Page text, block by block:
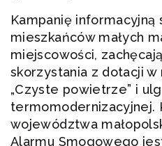
Kampanię informacyjną
mieszkańców małych
miejscowości,
skorzystania z dotacji
„Czyste powietrze” i
termomodernizacyjnej.
województwa
Alarmu Smogowego